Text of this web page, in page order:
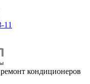
11
кондиционеров